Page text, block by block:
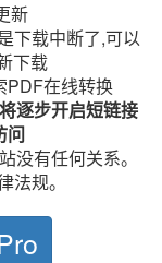
新
下载中断了,可以
下载
在线转换
逐步开启短链接
问
有任何关系。
法规。